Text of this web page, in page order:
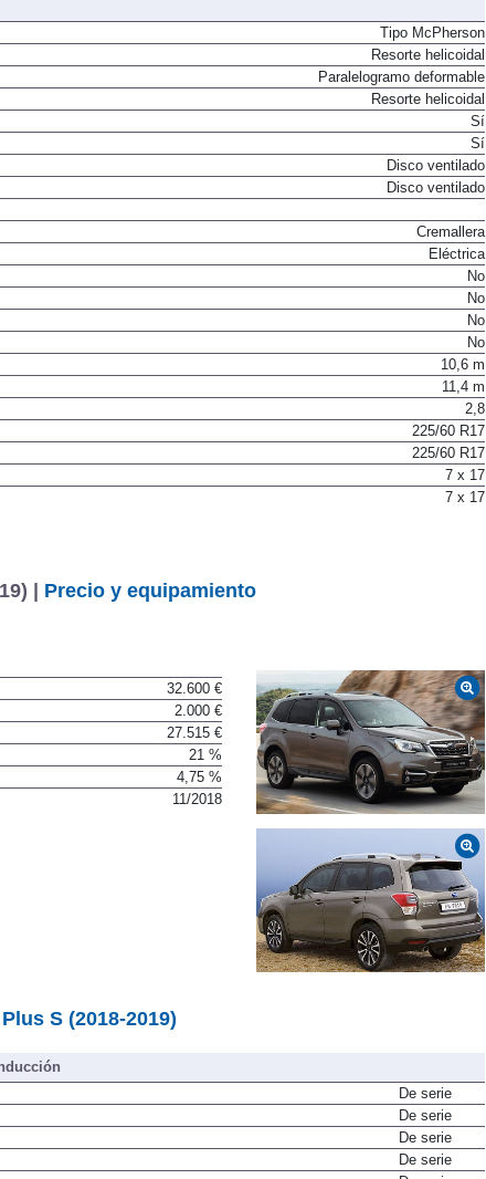
Tipo McPherson
Resorte helicoidal
Paralelogramo deformable
Resorte helicoidal
Sí
Sí
Disco ventilado
Disco ventilado
Cremallera
Eléctrica
No
No
No
No
10,6 m
11,4 m
2,8
225/60 R17
225/60 R17
7 x 17
7 x 17
| Precio y equipamiento
32.600 €
2.000 €
27.515 €
21 %
4,75 %
11/2018
S (2018-2019)
De serie
De serie
De serie
De serie